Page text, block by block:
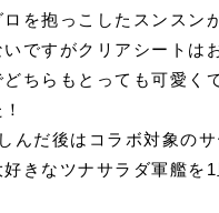
を抱っこしたスンスン
ですがクリアシートは
ちらもとっても可愛く
んだ後はコラボ対象の
きなツナサラダ軍艦を